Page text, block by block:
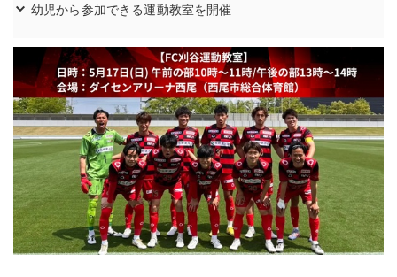
幼児から参加できる運動教室を開催